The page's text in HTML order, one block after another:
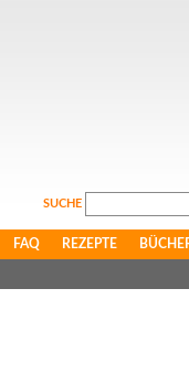
SUCHE
FAQ REZEPTE